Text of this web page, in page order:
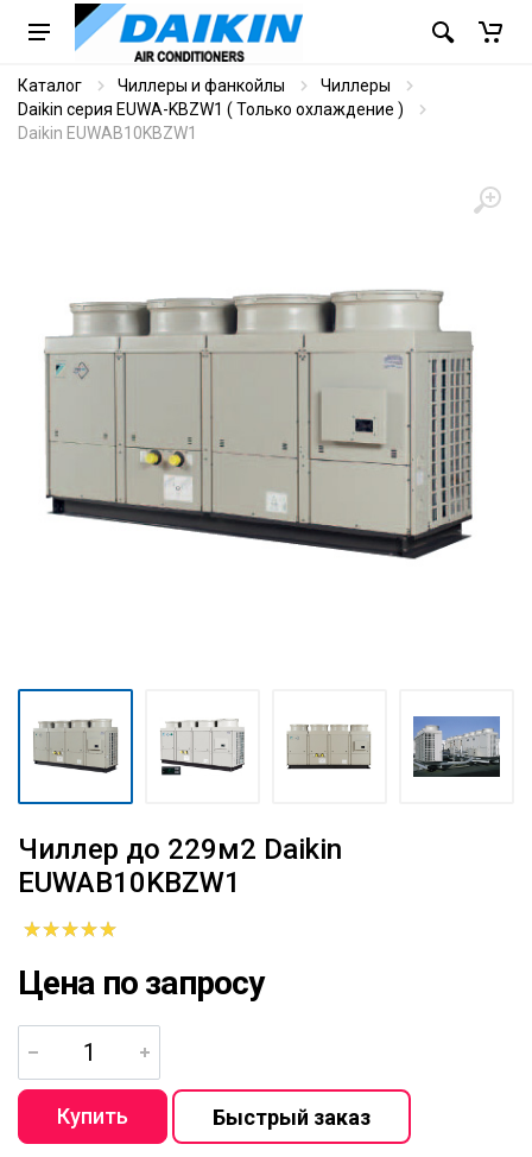
Каталог Чиллеры и фанкойлы
Чиллеры
Daikin серия EUWA-KBZW1 ( Только охлаждение )
Daikin EUWAB10KBZW1
Чиллер до 229м2 Daikin
EUWAB10KBZW1
Цена по запросу